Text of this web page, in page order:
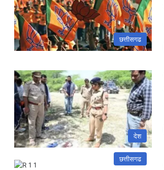
छत्तीसगढ
देश
छत्तीसगढ